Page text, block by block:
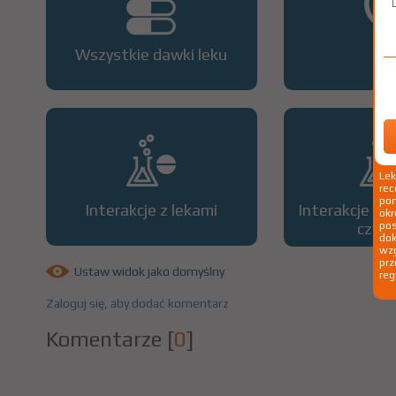
Wszystkie dawki leku
Interakcje z lekami
Interakcje z
Ustaw widok jako domyślny
Zaloguj się, aby dodać komentarz
Komentarze [0]